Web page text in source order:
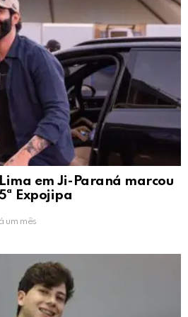
em Ji-Paraná marcou
Expojipa
um mês